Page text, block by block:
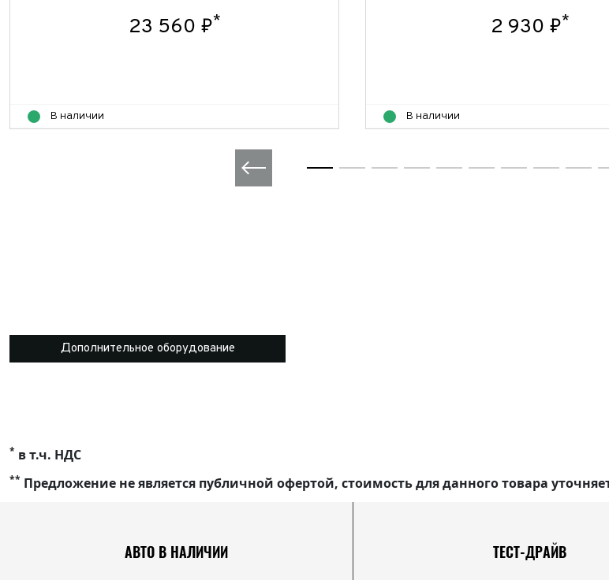
23 560 ₽*
В наличии
2 930 ₽*
В наличии
Дополнительное оборудование
* в т.ч. НДС
** Предложение не является публичной офертой, стоимость для данного товара
АВТО В НАЛИЧИИ ТЕСТ-ДРАЙВ